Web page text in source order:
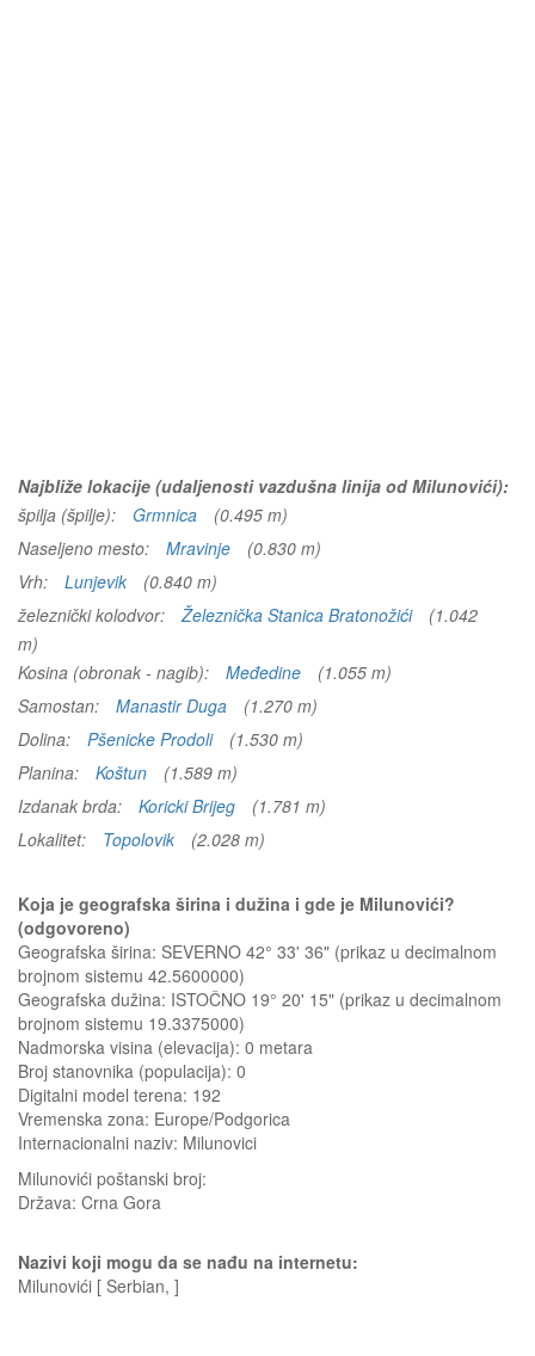
Najbliže lokacije (udaljenosti vazdušna linija od Milunovići):
špilja (špilje):
Grmnica
(0.495 m)
Naseljeno mesto:
Mravinje
(0.830 m)
Vrh:
Lunjevik
(0.840 m)
železnički kolodvor:
Železnička Stanica Bratonožići
(1.042
m)
Kosina (obronak - nagib):
Međedine
(1.055 m)
Samostan:
Manastir Duga
(1.270 m)
Dolina:
Pšenicke Prodoli
(1.530 m)
Planina:
Koštun
(1.589 m)
Izdanak brda:
Koricki Brijeg
(1.781 m)
Lokalitet:
Topolovik (2.028 m)
Koja je geografska širina i dužina i gde je Milunovići?
(odgovoreno)
Geografska širina: SEVERNO 42° 33' 36" (prikaz u decimalnom
brojnom sistemu 42.5600000)
Geografska dužina: ISTOČNO 19° 20' 15" (prikaz u decimalnom
brojnom sistemu 19.3375000)
Nadmorska visina (elevacija): 0 metara
Broj stanovnika (populacija): 0
Digitalni model terena: 192
Vremenska zona: Europe/Podgorica
Internacionalni naziv: Milunovici
Milunovići poštanski broj:
Država: Crna Gora
Nazivi koji mogu da se nađu na internetu:
Milunovići [ Serbian, ]